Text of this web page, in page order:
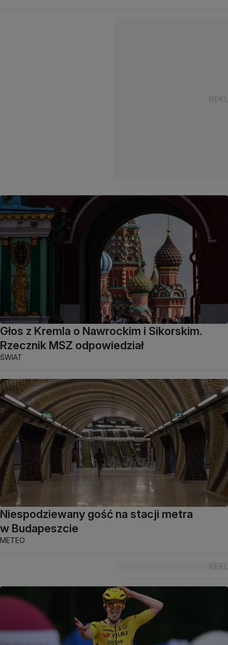
Głos z Kremla o Nawrockim i Sikorskim.
Rzecznik MSZ odpowiedział
ŚWIAT
Niespodziewany gość na stacji metra
w Budapeszcie
METEO